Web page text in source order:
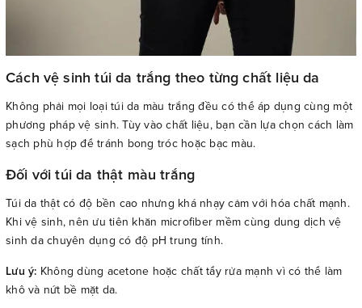
Cách vệ sinh túi da trắng theo từng chất liệu da
Không phải mọi loại túi da màu trắng đều có thể áp dụng cùng một
phương pháp vệ sinh. Tùy vào chất liệu, bạn cần lựa chọn cách làm
sạch phù hợp để tránh bong tróc hoặc bạc màu.
Đối với túi da thật màu trắng
Túi da thật có độ bền cao nhưng khá nhạy cảm với hóa chất mạnh.
Khi vệ sinh, nên ưu tiên khăn microfiber mềm cùng dung dịch vệ
sinh da chuyên dụng có độ pH trung tính.
Lưu ý: Không dùng acetone hoặc chất tẩy rửa mạnh vì có thể làm
khô và nứt bề mặt da.